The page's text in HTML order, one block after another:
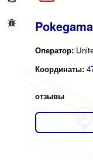
Оператор:
Координаты:
отзывы